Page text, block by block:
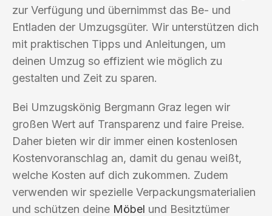
zur Verfügung und übernimmst das Be- und
Entladen der Umzugsgüter. Wir unterstützen dich
mit praktischen Tipps und Anleitungen, um
deinen Umzug so effizient wie möglich zu
gestalten und Zeit zu sparen.
Bei Umzugskönig Bergmann Graz legen wir
großen Wert auf Transparenz und faire Preise.
Daher bieten wir dir immer einen kostenlosen
Kostenvoranschlag an, damit du genau weißt,
welche Kosten auf dich zukommen. Zudem
verwenden wir spezielle Verpackungsmaterialien
und schützen deine Möbel und Besitztümer